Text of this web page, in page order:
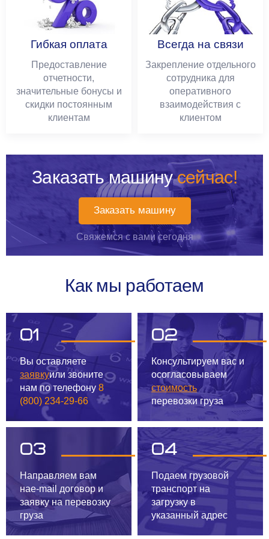
Гибкая оплата
Предоставление
отчетности,
значительные бонусы и
скидки постоянным
клиентам
Всегда на связи
Закрепление отдельного
сотрудника для
оперативного
взаимодействия с
клиентом
Заказать машинусейчас!
Заказать машину
Свяжемся с вами сегодня
Как мы работаем
01
Вы оставляете
заявкуили звоните
нампо телефону 8
(800) 234-29-66
02
Консультируем васи
осогласовываем
стоимость
перевозки груза
03
Направляем вам
наe-mail договор и
заявку на перевозку
груза
04
Подаем грузовой
транспорт на
загрузку в
указанный адрес